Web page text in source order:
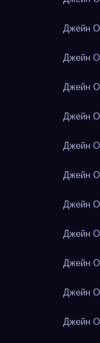
Джейн
Джейн
Джейн
Джейн
Джейн
Джейн
Джейн
Джейн
Джейн
Джейн
Джейн